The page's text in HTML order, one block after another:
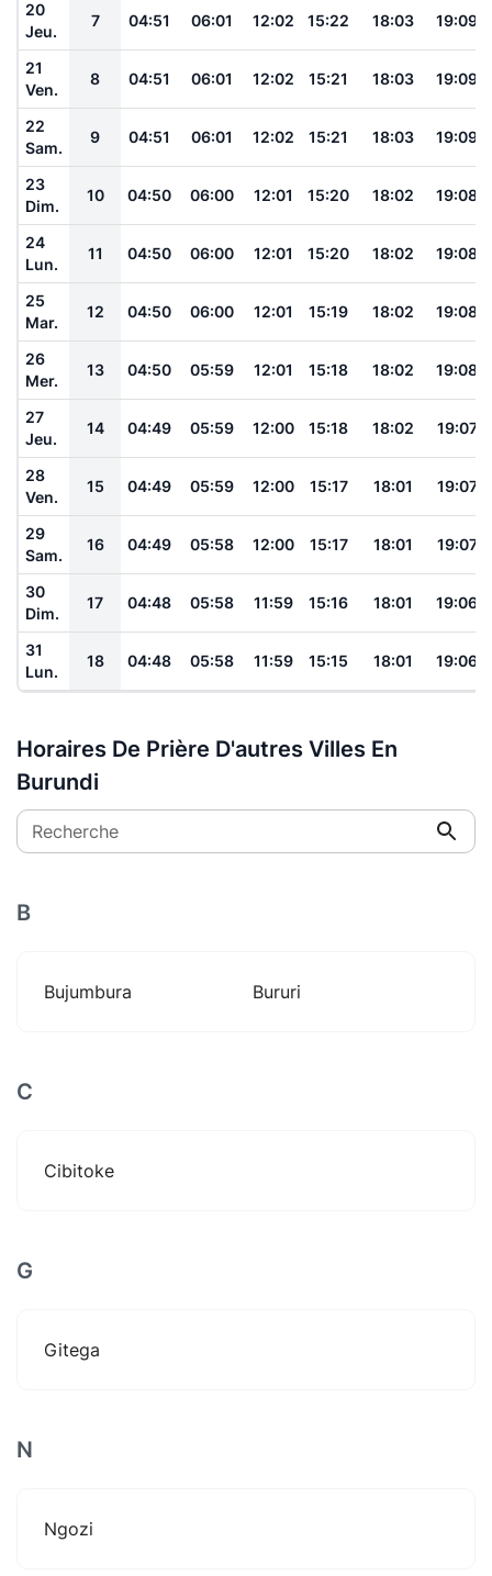
20
Jeu.
7 04:51 06:01 12:02 15:22 18:03 19:09
21
Ven.
8 04:51 06:01 12:02 15:21 18:03 19:09
22
Sam.
9 04:51 06:01 12:02 15:21 18:03 19:09
23
Dim.
10 04:50 06:00 12:01 15:20 18:02 19:08
24
Lun.
11 04:50 06:00 12:01 15:20 18:02 19:08
25
Mar.
12 04:50 06:00 12:01 15:19 18:02 19:08
26
Mer.
13 04:50 05:59 12:01 15:18 18:02 19:08
27
Jeu.
14 04:49 05:59 12:00 15:18 18:02 19:07
28
Ven.
15 04:49 05:59 12:00 15:17 18:01 19:07
29
Sam.
16 04:49 05:58 12:00 15:17 18:01 19:07
30
Dim.
17 04:48 05:58 11:59 15:16 18:01 19:06
31
Lun.
18 04:48 05:58 11:59 15:15 18:01 19:06
Horaires De Prière D'autres Villes En
Burundi
Recherche
B
Bujumbura Bururi
C
Cibitoke
G
Gitega
N
Ngozi